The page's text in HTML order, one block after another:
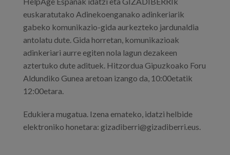
euskaratutako Adinekoenganako adinkeriarik
gabeko komunikazio-gida aurkezteko jardunaldia
antolatu dute. Gida horretan, komunikazioak
adinkeriari aurre egiten nola lagun dezakeen
aztertuko dute adituek. Hitzordua Gipuzkoako Foru
Aldundiko Gunea aretoan izango da, 10:00etatik
12:00etara.
Edukiera mugatua. Izena emateko, idatzi helbide
elektroniko honetara: gizadiberri@gizadiberri.eus.